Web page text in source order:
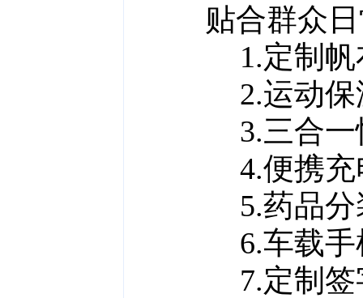
贴合群众
1.定制
2.运动
3.三合
4.便携
5.药品
6.车载
7.定制